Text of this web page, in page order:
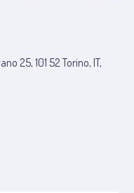
25, 101 52 Torino, IT,